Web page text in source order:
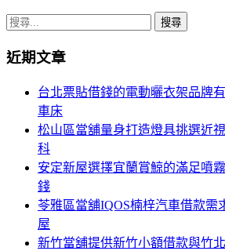
搜
關
近期文章
台北票貼借錢的電動曬衣架品牌
車床
松山區當舖量身打造燈具挑選近
科
安定新屋選擇宜蘭賞鯨的滿足噴
錢
苓雅區當舖IQOS楠梓汽車借款需
屋
新竹當舖提供新竹小額借款與竹